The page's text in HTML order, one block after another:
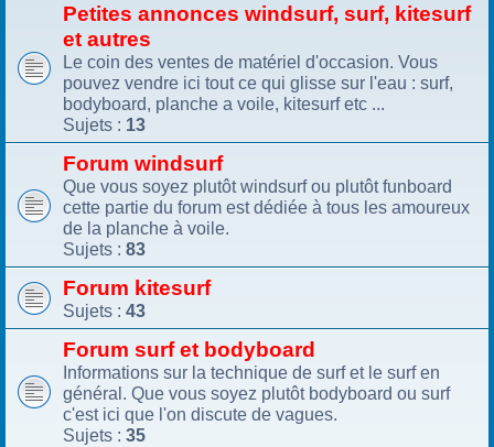
Petites annonces windsurf, surf, kitesurf
et autres
Le coin des ventes de matériel d'occasion. Vous
pouvez vendre ici tout ce qui glisse sur l'eau : surf,
bodyboard, planche a voile, kitesurf etc ...
Sujets : 13
Forum windsurf
Que vous soyez plutôt windsurf ou plutôt funboard
cette partie du forum est dédiée à tous les amoureux
de la planche à voile.
Sujets : 83
Forum kitesurf
Sujets : 43
Forum surf et bodyboard
Informations sur la technique de surf et le surf en
général. Que vous soyez plutôt bodyboard ou surf
c'est ici que l'on discute de vagues.
Sujets : 35